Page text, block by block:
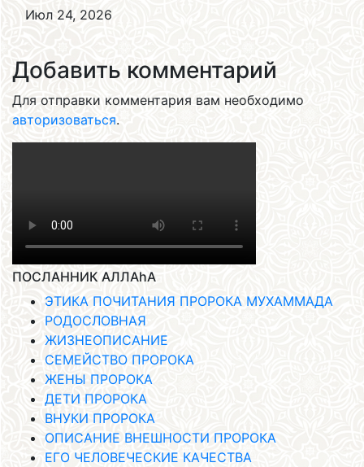
Июл 24, 2026
Добавить комментарий
Для отправки комментария вам необходимо
авторизоваться.
ПОСЛАННИК АЛЛАhА
ЭТИКА ПОЧИТАНИЯ ПРОРОКА МУХАММАДА
РОДОСЛОВНАЯ
ЖИЗНЕОПИСАНИЕ
СЕМЕЙСТВО ПРОРОКА
ЖЕНЫ ПРОРОКА
ДЕТИ ПРОРОКА
ВНУКИ ПРОРОКА
ОПИСАНИЕ ВНЕШНОСТИ ПРОРОКА
ЕГО ЧЕЛОВЕЧЕСКИЕ КАЧЕСТВА